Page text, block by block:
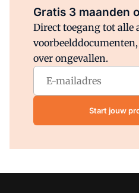
Gratis 3 maanden
Direct toegang tot alle
over ongevallen.
Start jouw